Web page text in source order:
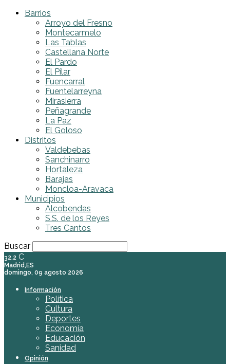
Barrios
Arroyo del Fresno
Montecarmelo
Las Tablas
Castellana Norte
El Pardo
El Pilar
Fuencarral
Fuentelarreyna
Mirasierra
Peñagrande
La Paz
El Goloso
Distritos
Valdebebas
Sanchinarro
Hortaleza
Barajas
Moncloa-Aravaca
Municipios
Alcobendas
S.S. de los Reyes
Tres Cantos
Buscar
32.2 C
Madrid,ES
domingo, 09 agosto 2026
Información
Política
Cultura
Deportes
Economía
Educación
Sanidad
Opinión